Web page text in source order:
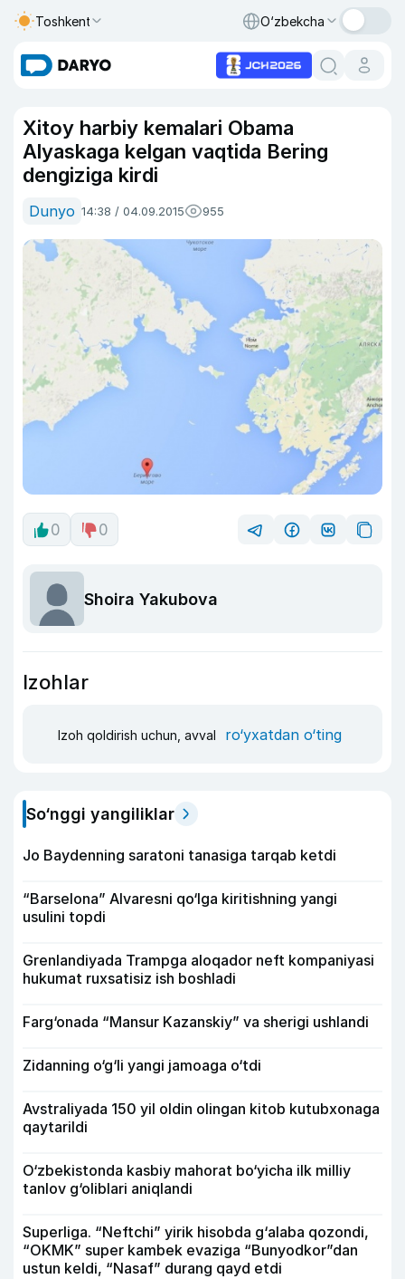
Toshkent O‘zbekcha
Xitoy harbiy kemalari Obama
Alyaskaga kelgan vaqtida Bering
dengiziga kirdi
Dunyo 14:38 / 04.09.2015 955
0 0
Shoira Yakubova
Izohlar
Izoh qoldirish uchun, avval ro‘yxatdan o‘ting
So‘nggi yangiliklar
Jo Baydenning saratoni tanasiga tarqab ketdi
“Barselona” Alvaresni qo‘lga kiritishning yangi
usulini topdi
Grenlandiyada Trampga aloqador neft kompaniyasi
hukumat ruxsatisiz ish boshladi
Farg‘onada “Mansur Kazanskiy” va sherigi ushlandi
Zidanning o‘g‘li yangi jamoaga o‘tdi
Avstraliyada 150 yil oldin olingan kitob kutubxonaga
qaytarildi
O‘zbekistonda kasbiy mahorat bo‘yicha ilk milliy
tanlov g‘oliblari aniqlandi
Superliga. “Neftchi” yirik hisobda g‘alaba qozondi,
“OKMK” super kambek evaziga “Bunyodkor”dan
ustun keldi, “Nasaf” durang qayd etdi